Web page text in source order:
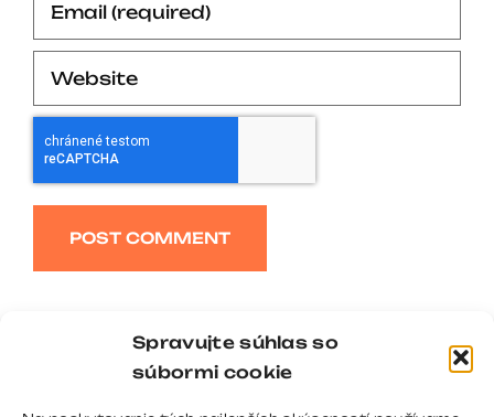
Spravujte súhlas so
súbormi cookie